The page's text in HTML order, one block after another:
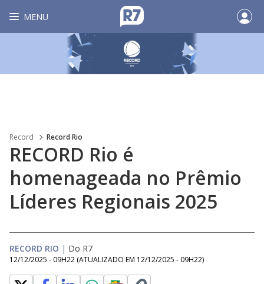
MENU
Record Record Rio
RECORD Rio é
homenageada no Prêmio
Líderes Regionais 2025
RECORD RIO | Do R7
12/12/2025 - 09H22 (ATUALIZADO EM 12/12/2025 - 09H22)